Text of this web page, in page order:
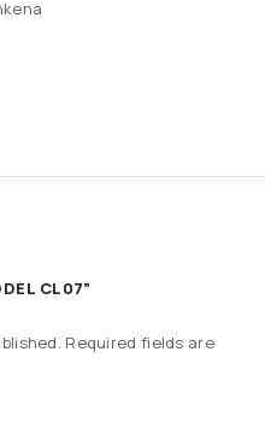
CL07”
Required fields are